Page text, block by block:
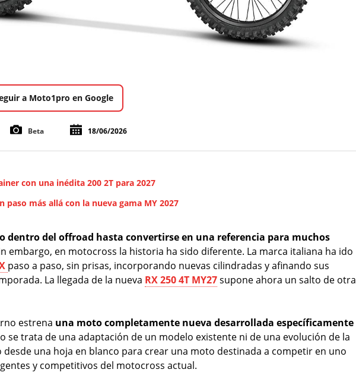
a Moto1pro en Google
Beta 18/06/2026
con una inédita 200 2T para 2027
paso más allá con la nueva gama MY 2027
dentro del offroad hasta convertirse en una referencia para muchos
embargo, en motocross la historia ha sido diferente. La marca italiana ha ido
paso a paso, sin prisas, incorporando nuevas cilindradas y afinando sus
La llegada de la nueva RX 250 4T MY27supone ahora un salto de otra
estrena una moto completamente nueva desarrollada específicamente
se trata de una adaptación de un modelo existente ni de una evolución de la
desde una hoja en blanco para crear una moto destinada a competir en uno
y competitivos del motocross actual.